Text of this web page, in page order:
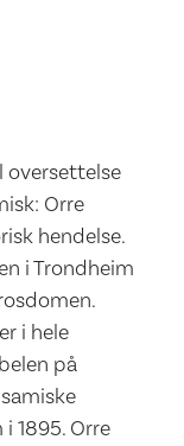
oversettelse
Orre
hendelse.
i Trondheim
i hele
på
1895. Orre